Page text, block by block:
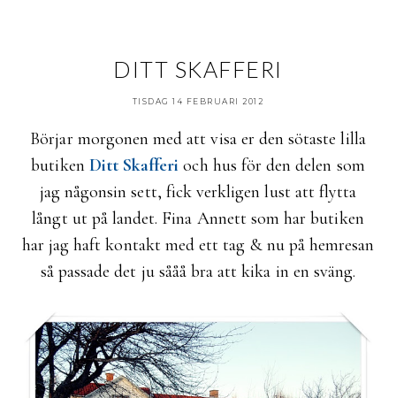
DITT SKAFFERI
TISDAG 14 FEBRUARI 2012
Börjar morgonen med att visa er den sötaste lilla
butiken Ditt Skafferioch hus för den delen som
jag någonsin sett, fick verkligen lust att flytta
långt ut på landet. Fina Annett som har butiken
har jag haft kontakt med ett tag & nu på hemresan
så passade det ju sååå bra att kika in en sväng.